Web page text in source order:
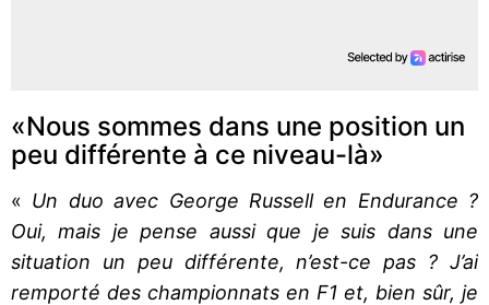
«Nous sommes dans une position un
peu différente à ce niveau-là»
« Un duo avec George Russell en Endurance ?
Oui, mais je pense aussi que je suis dans une
situation un peu différente, n’est-ce pas ? J’ai
remporté des championnats en F1 et, bien sûr, je